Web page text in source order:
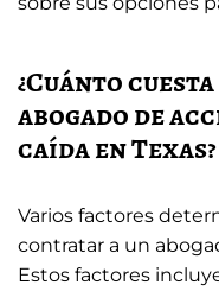
¿Cuánto
abogado de
caída en Texas?
Varios factores
contratar a un
Estos factores